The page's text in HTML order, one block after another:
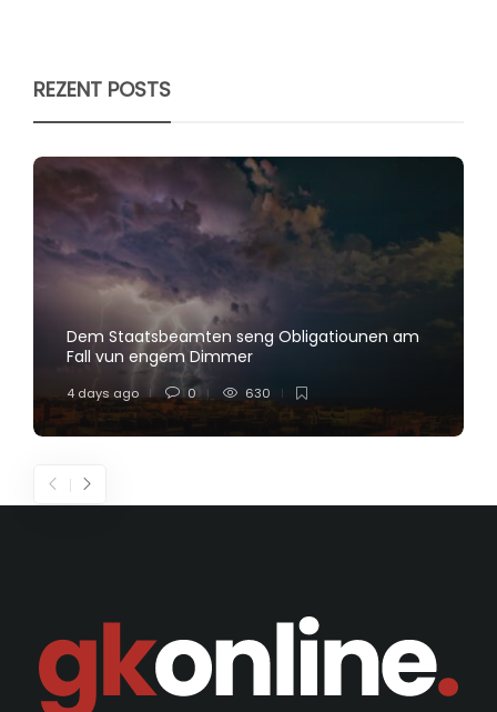
REZENT POSTS
Dem Staatsbeamten seng Obligatiounen am
Fall vun engem Dimmer
4 days ago 0 630